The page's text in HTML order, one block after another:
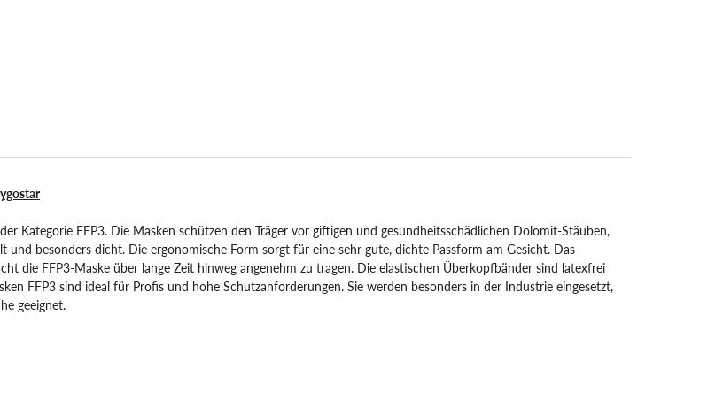
Kategorie FFP3. Die Masken schützen den Träger vor giftigen und gesundheitsschädlichen Dolomit-Stäuben,
und besonders dicht. Die ergonomische Form sorgt für eine sehr gute, dichte Passform am Gesicht. Das
die FFP3-Maske über lange Zeit hinweg angenehm zu tragen. Die elastischen Überkopfbänder sind latexfrei
FFP3 sind ideal für Profis und hohe Schutzanforderungen. Sie werden besonders in der Industrie eingesetzt,
geeignet.